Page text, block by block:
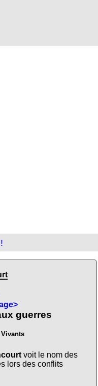
guerres
voit le nom des
lors des conflits